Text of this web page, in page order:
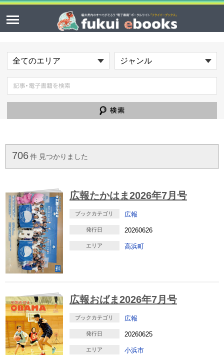
706 件 見つかりました
広報たかはま2026年7月号
ブックカテゴリ 広報
発行日 20260626
エリア 高浜町
広報おばま2026年7月号
ブックカテゴリ 広報
発行日 20260625
エリア 小浜市